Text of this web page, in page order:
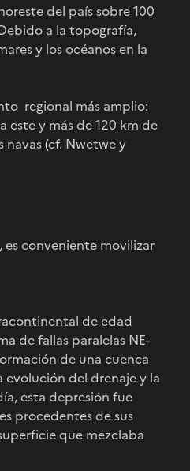
del país sobre 100
a la topografía,
y los océanos en la
regional más amplio:
este y más de 120 km de
navas (cf. Nwetwe y
es conveniente movilizar
de edad
de fallas paralelas NE-
de una cuenca
del drenaje y la
esta depresión fue
procedentes de sus
que mezclaba